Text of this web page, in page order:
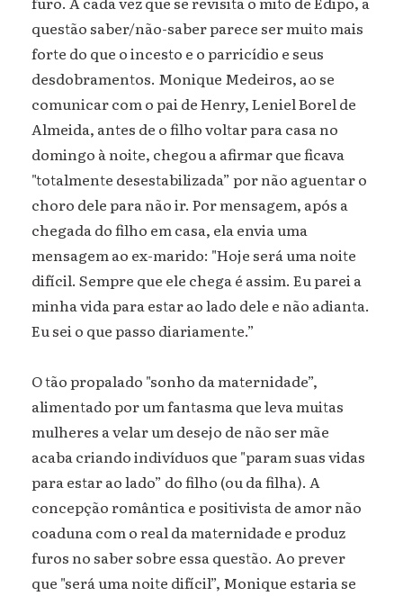
questão saber/não-saber parece ser muito mais
forte do que o incesto e o parricídio e seus
desdobramentos. Monique Medeiros, ao se
comunicar com o pai de Henry, Leniel Borel de
Almeida, antes de o filho voltar para casa no
domingo à noite, chegou a afirmar que ficava
"totalmente desestabilizada” por não aguentar o
choro dele para não ir. Por mensagem, após a
chegada do filho em casa, ela envia uma
mensagem ao ex-marido: "Hoje será uma noite
difícil. Sempre que ele chega é assim. Eu parei a
minha vida para estar ao lado dele e não adianta.
Eu sei o que passo diariamente.”
O tão propalado "sonho da maternidade”,
alimentado por um fantasma que leva muitas
mulheres a velar um desejo de não ser mãe
acaba criando indivíduos que "param suas vidas
para estar ao lado” do filho (ou da filha). A
concepção romântica e positivista de amor não
coaduna com o real da maternidade e produz
furos no saber sobre essa questão. Ao prever
que "será uma noite difícil”, Monique estaria se